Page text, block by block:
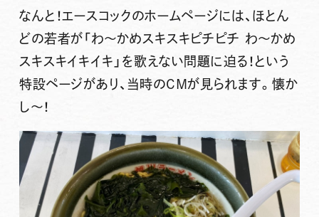
なんと！エースコックのホームページには、ほとん
どの若者が「わ～かめスキスキピチピチ わ～かめ
スキスキイキイキ」を歌えない問題に迫る！という
特設ページがあり、当時のCMが見られます。懐か
し～！